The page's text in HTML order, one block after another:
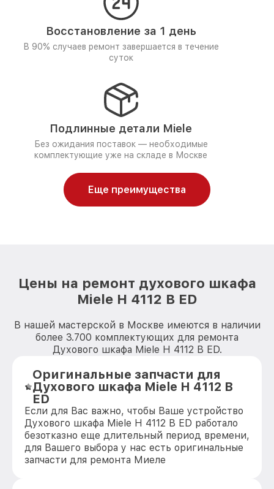
Восстановление за 1 день
В 90% случаев ремонт завершается в течение
суток
Подлинные детали Miele
Без ожидания поставок — необходимые
комплектующие уже на складе в Москве
Еще преимущества
Цены на ремонт духового шкафа
Miele H 4112 B ED
В нашей мастерской в Москве имеются в наличии
более 3.700 комплектующих для ремонта
Духового шкафа Miele H 4112 B ED.
Оригинальные запчасти для
Духового шкафа Miele H 4112 B
ED
Если для Вас важно, чтобы Ваше устройство
Духового шкафа Miele H 4112 B ED работало
безотказно еще длительный период времени,
для Вашего выбора у нас есть оригинальные
запчасти для ремонта Миеле